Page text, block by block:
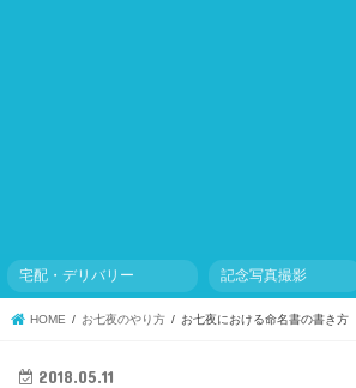
宅配・デリバリー 記念写真撮影
HOME お七夜のやり方 お七夜における命名書の書き方
2018.05.11